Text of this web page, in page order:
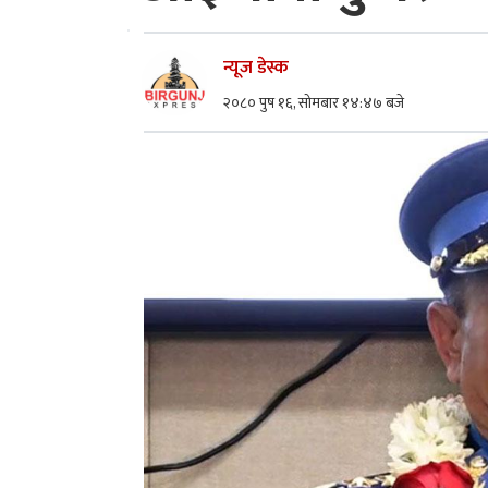
न्यूज डेस्क
२०८० पुष १६, सोमबार १४:४७ बजे